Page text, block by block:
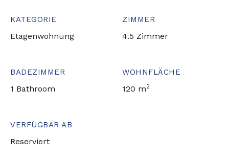
KATEGORIE
Etagenwohnung
ZIMMER
4.5 Zimmer
BADEZIMMER
1 Bathroom
WOHNFLÄCHE
120 m2
VERFÜGBAR AB
Reserviert